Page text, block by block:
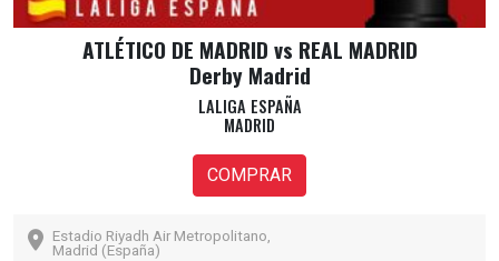
ATLÉTICO DE MADRID vs REAL MADRID
Derby Madrid
LALIGA ESPAÑA
MADRID
COMPRAR
Estadio Riyadh Air Metropolitano,
Madrid (España)